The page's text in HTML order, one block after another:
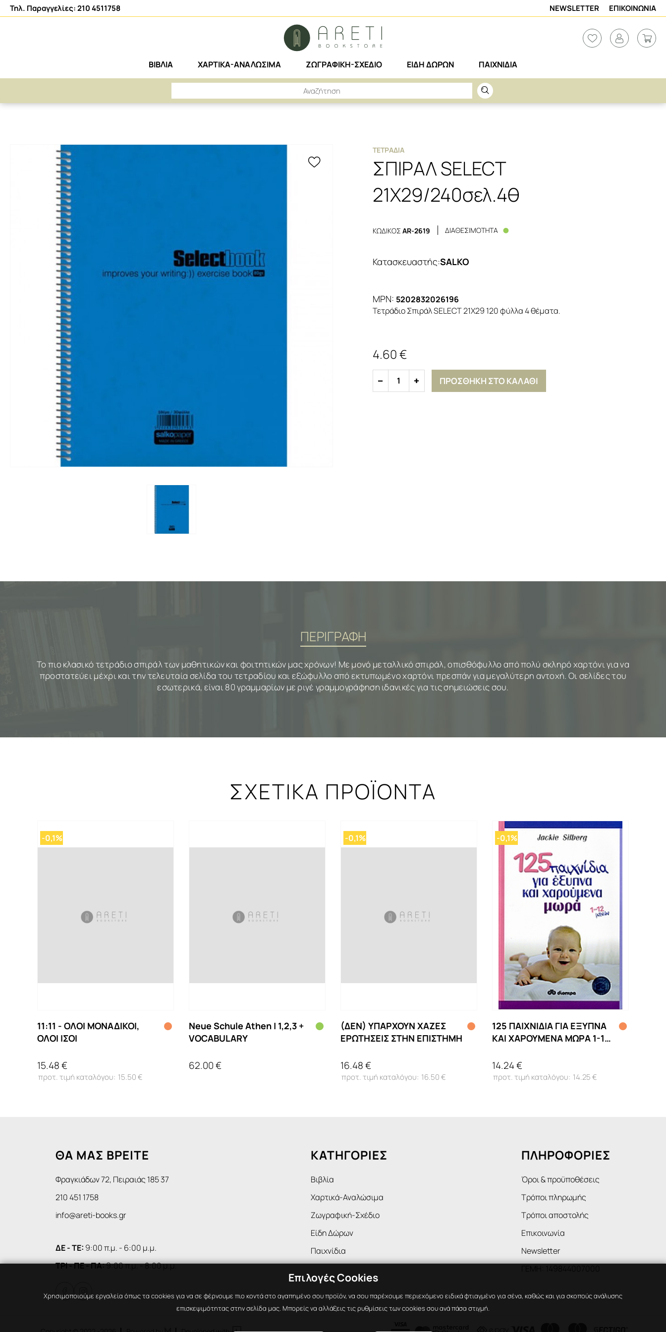
Τηλ. Παραγγελίες: 210 4511758 NEWSLETTER ΕΠΙΚΟΙΝΩΝΙΑ
ΒΙΒΛΙΑ ΧΑΡΤΙΚΑ-ΑΝΑΛΩΣΙΜΑ ΖΩΓΡΑΦΙΚΗ-ΣΧΕΔΙΟ ΕΙΔΗ ΔΩΡΩΝ ΠΑΙΧΝΙΔΙΑ
ΤΕΤΡΑΔΙΑ ΣΠΙΡΑΛ SELECT 21X29/240ΣΕΛ.4Θ
ΤΕΤΡΆΔΙΑ
ΣΠΙΡΑΛ SELECT
21X29/240σελ.4θ
ΚΩΔΙΚΟΣAR-2619 ΔΙΑΘΕΣΙΜΟΤΗΤΑ
Κατασκευαστής:SALKO
MPN: 5202832026196
Τετράδιο Σπιράλ SELECT 21X29 120 φύλλα 4 θέματα.
4.60 €
1 ΠΡΟΣΘΗΚΗ ΣΤΟ ΚΑΛΑΘΙ
ΠΕΡΙΓΡΑΦΗ
Το πιο κλασικό τετράδιο σπιράλ των μαθητικών και φοιτητικών μας χρόνων! Με μονό μεταλλικό σπιράλ, οπισθόφυλλο από πολύ σκληρό χαρτόνι για να
προστατεύει μέχρι και την τελευταία σελίδα του τετραδίου και εξώφυλλο από εκτυπωμένο χαρτόνι πρεσπάν για μεγαλύτερη αντοχή. Οι σελίδες του
εσωτερικά, είναι 80 γραμμαρίων με ριγέ γραμμογράφηση ιδανικές για τις σημειώσεις σου.
ΣΧΕΤΙΚΑ ΠΡΟΪΟΝΤΑ
-0,1%
11:11 - ΟΛΟΙ ΜΟΝΑΔΙΚΟΙ,
ΟΛΟΙ ΙΣΟΙ
15.48 €
15.50 €
Neue Schule Athen | 1,2,3 +
VOCABULARY
62.00 €
-0,1%
(ΔΕΝ) ΥΠΑΡΧΟΥΝ ΧΑΖΕΣ
ΕΡΩΤΗΣΕΙΣ ΣΤΗΝ ΕΠΙΣΤΗΜΗ
16.48 €
16.50 €
-0,1%
125 ΠΑΙΧΝΙΔΙΑ ΓΙΑ ΕΞΥΠΝΑ
ΚΑΙ ΧΑΡΟΥΜΕΝΑ ΜΩΡΑ 1-12
14.24 €
14.25 €
ΘΑ ΜΑΣ ΒΡΕΙΤΕ
Φραγκιάδων 72, Πειραιάς 185 37
210 451 1758
info@areti-books.gr
ΔΕ - ΤΕ: 9:00 π.μ. - 6:00 μ.μ.
ΤΡΙ - ΠΕ - ΠΑ:9:00 π.μ. - 8:00 μ.μ.
ΚΑΤΗΓΟΡΙΕΣ
Βιβλία
Χαρτικά-Αναλώσιμα
Ζωγραφική-Σχέδιο
Είδη Δώρων
Παιχνίδια
ΠΛΗΡΟΦΟΡΙΕΣ
Όροι & προϋποθέσεις
Τρόποι πληρωμής
Τρόποι αποστολής
Επικοινωνία
Newsletter
Επιλογές Cookies
Χρησιμοποιούμε εργαλεία όπως τα cookies για να σε φέρνουμε πιο κοντά στο αγαπημένο σου προϊόν, να σου παρέχουμε περιεχόμενο ειδικά φτιαγμένο για σένα, καθώς και για σκοπούς ανάλυσης
επισκεψιμότητας στην σελίδα μας. Μπορείς να αλλάξεις τις ρυθμίσεις των cookies σου ανά πάσα στιγμή.